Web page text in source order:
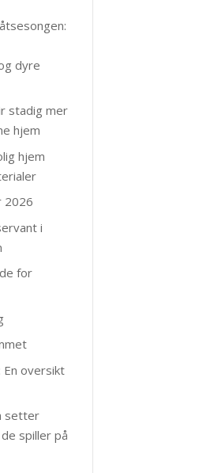
dyre
stadig mer
hjem
hjem
2026
i
for
oversikt
setter
spiller på